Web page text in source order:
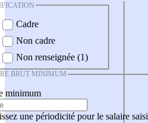
Cadre
Non cadre
Non renseignée (1)
BRUT MINIMUM
minimum
une périodicité pour le salaire saisi